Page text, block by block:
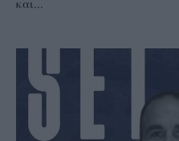
και...